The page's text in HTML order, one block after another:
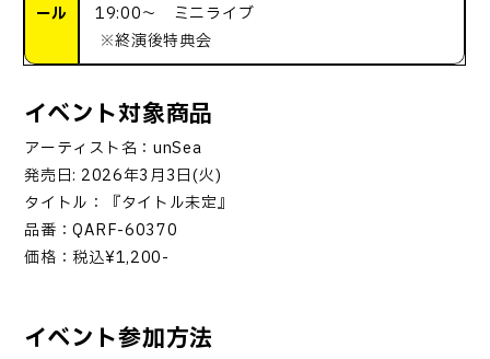
ール
19:00～ ミニライブ
※終演後特典会
イベント対象商品
アーティスト名：unSea
発売日: 2026年3月3日(火)
タイトル：『タイトル未定』
品番：QARF-60370
価格：税込¥1,200-
イベント参加方法